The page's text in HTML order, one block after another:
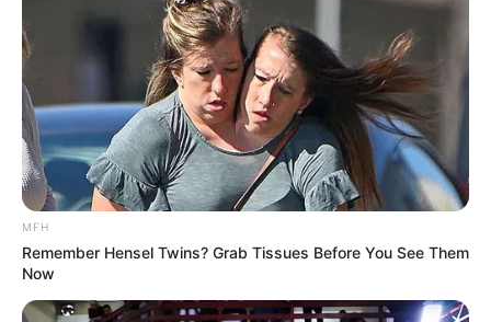
MFH
Remember Hensel Twins? Grab Tissues Before You See Them
Now